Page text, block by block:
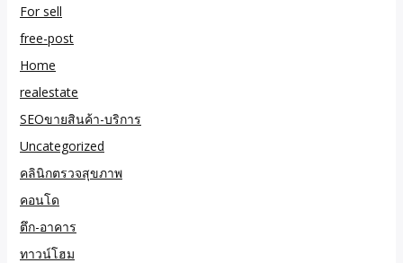
For sell
free-post
Home
realestate
SEOขายสินค้า-บริการ
Uncategorized
คลินิกตรวจสุขภาพ
คอนโด
ตึก-อาคาร
ทาวน์โฮม